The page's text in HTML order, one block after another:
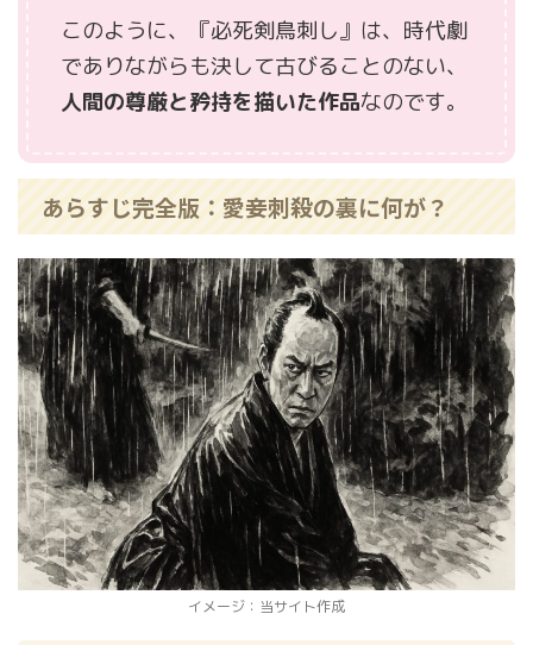
このように、『必死剣鳥刺し』は、時代劇
でありながらも決して古びることのない、
人間の尊厳と矜持を描いた作品なのです。
あらすじ完全版：愛妾刺殺の裏に何が？
イメージ：当サイト作成